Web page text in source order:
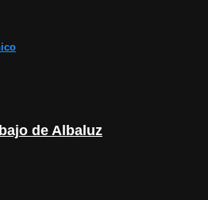
de Albaluz